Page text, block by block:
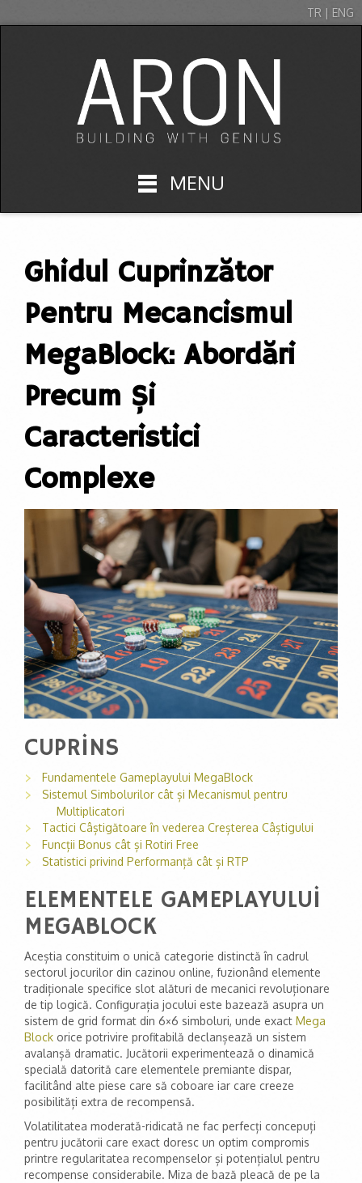
TR | ENG
MENU
Ghidul Cuprinzător
Pentru Mecancismul
MegaBlock: Abordări
Precum Și
Caracteristici
Complexe
CUPRINS
Fundamentele Gameplayului MegaBlock
Sistemul Simbolurilor cât și Mecanismul pentru
Multiplicatori
Tactici Câștigătoare în vederea Creșterea Câștigului
Funcții Bonus cât și Rotiri Free
Statistici privind Performanță cât și RTP
ELEMENTELE GAMEPLAYULUI
MEGABLOCK
Aceștia constituim o unică categorie distinctă în cadrul
sectorul jocurilor din cazinou online, fuzionând elemente
tradiționale specifice slot alături de mecanici revoluționare
de tip logică. Configurația jocului este bazează asupra un
sistem de grid format din 6×6 simboluri, unde exact Mega
Block orice potrivire profitabilă declanșează un sistem
avalanșă dramatic. Jucătorii experimentează o dinamică
specială datorită care elementele premiante dispar,
facilitând alte piese care să coboare iar care creeze
posibilități extra de recompensă.
Volatilitatea moderată-ridicată ne fac perfecți concepuți
pentru jucătorii care exact doresc un optim compromis
printre regularitatea recompenselor și potențialul pentru
recompense considerabile. Miza de bază pleacă de pe la